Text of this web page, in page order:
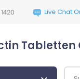
Tabletten